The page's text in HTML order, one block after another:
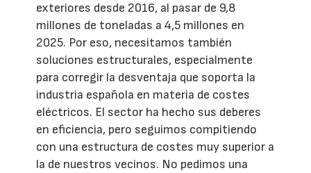
exteriores desde 2016, al pasar de 9,8
millones de toneladas a 4,5 millones en
2025. Por eso, necesitamos también
soluciones estructurales, especialmente
para corregir la desventaja que soporta la
industria española en materia de costes
eléctricos. El sector ha hecho sus deberes
en eficiencia, pero seguimos compitiendo
con una estructura de costes muy superior a
la de nuestros vecinos. No pedimos una